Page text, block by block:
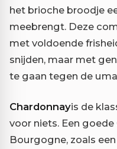
het brioche broodje
meebrengt. Deze
met voldoende
snijden, maar met
te gaan tegen de
Chardonnayis de
voor niets. Een
Bourgogne, zoals